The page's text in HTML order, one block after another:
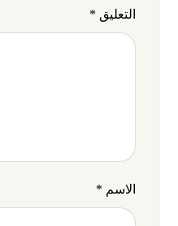
التعليق *
الاسم *